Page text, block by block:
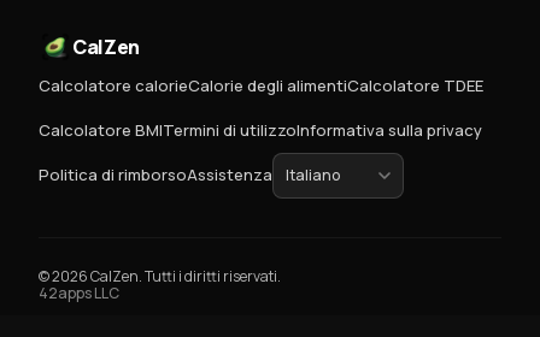
CalZen
Calcolatore calorieCalorie degli alimentiCalcolatore TDEE
Calcolatore BMITermini di utilizzoInformativa sulla privacy
Politica di rimborsoAssistenza
© 2026 CalZen. Tutti i diritti riservati.
42apps LLC